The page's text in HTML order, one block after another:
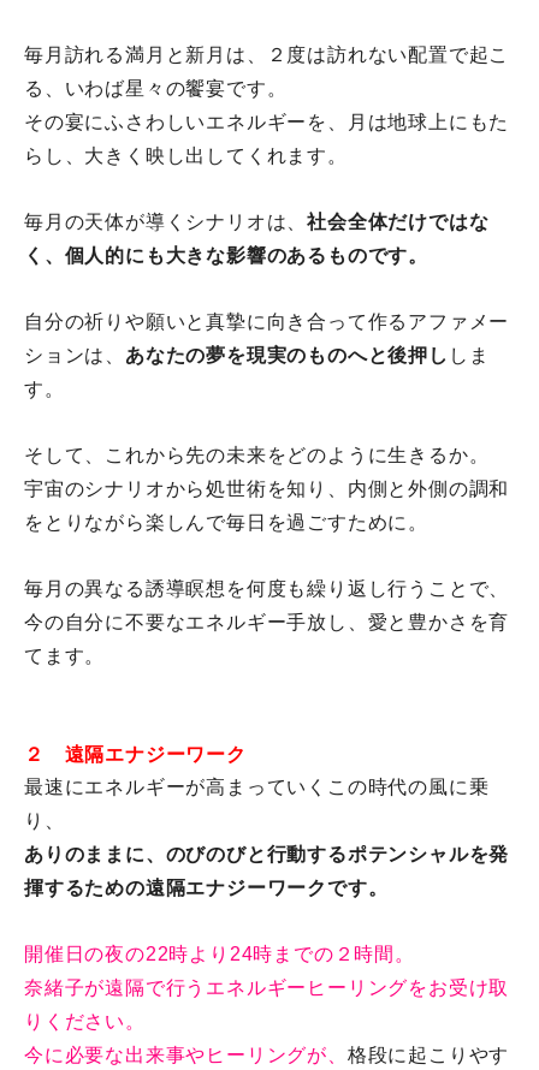
毎月訪れる満月と新月は、２度は訪れない配置で起こ
る、 いわば星々の饗宴です。
その宴にふさわしいエネルギーを、月は地球上にもた
らし、 大きく映し出してくれます。
毎月の天体が導くシナリオは、社会全体だけではな
く、 個人的にも大きな影響のあるものです。
自分の祈りや願いと真摯に向き合って作るアファメー
ションは、 あなたの夢を現実のものへと後押し しま
す。
そして、これから先の未来をどのように生きるか。
宇宙のシナリオから処世術を知り、 内側と外側の調和
をとりながら楽しんで毎日を過ごすために。
毎月の異なる誘導瞑想を何度も繰り返し行うことで、
今の自分に不要なエネルギー手放し、愛と豊かさを育
てます。
２ 遠隔エナジーワーク
最速にエネルギーが高まっていくこの時代の風に乗
り、
ありのままに、 のびのびと行動するポテンシャルを発
揮するための遠隔エナジーワークです。
開催日の夜の22時より24時までの２時間。
奈緒子が遠隔で行うエネルギーヒーリングをお受け取
りください。
今に必要な出来事やヒーリングが、 格段に起こりやす